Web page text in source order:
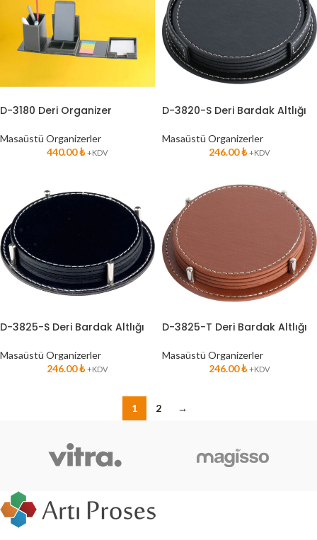
D-3180 Deri Organizer
Masaüstü Organizerler
440.00₺ +KDV
D-3820-S Deri Bardak Altlığı
Masaüstü Organizerler
246.00₺ +KDV
D-3825-S Deri Bardak Altlığı
Masaüstü Organizerler
246.00₺ +KDV
D-3825-T Deri Bardak Altlığı
Masaüstü Organizerler
246.00₺ +KDV
1 2 →